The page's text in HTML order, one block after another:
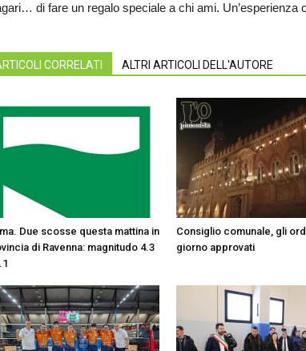
di fare un regalo speciale a chi ami. Un’esperienza
CORRELATI ALTRI ARTICOLI DELL'AUTORE
Due scosse questa mattina in
di Ravenna: magnitudo 4.3
Consiglio comunale, gli
giorno approvati